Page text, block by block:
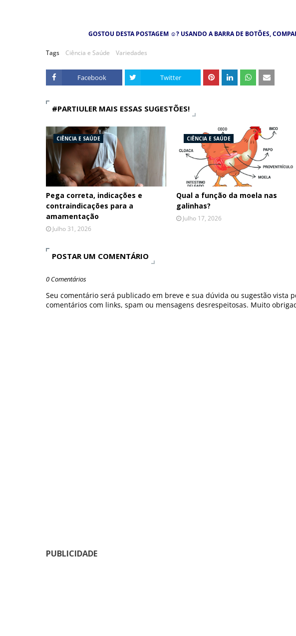
GOSTOU DESTA POSTAGEM ☺? USANDO A BARRA DE BOTÕES,
Tags Ciência e Saúde Variedades
Facebook Twitter
#PARTIULER MAIS ESSAS SUGESTÕES!
CIÊNCIA E SAÚDE
Pega correta, indicações e
contraindicações para a
amamentação
Julho 31, 2026
CIÊNCIA E SAÚDE
Qual a função da moela nas
galinhas?
Julho 17, 2026
POSTAR UM COMENTÁRIO
0 Comentários
Seu comentário será publicado em breve e sua dúvida ou sugestão vista
comentários com links, spam ou mensagens desrespeitosas. Muito
PUBLICIDADE